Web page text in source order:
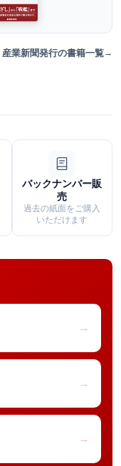
産業新聞発行の書籍一覧
バックナンバー販
売
過去の紙面をご購入
いただけます
→
→
→